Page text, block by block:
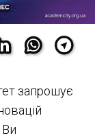
запрошує
Ви